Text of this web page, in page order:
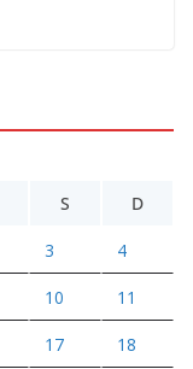
S D
3 4
10 11
17 18